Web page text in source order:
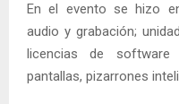
En el evento se hizo
audio y grabación;
licencias de software
pantallas, pizarrones